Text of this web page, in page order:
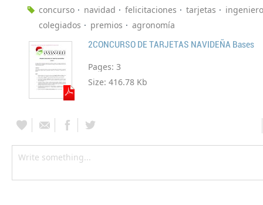
concurso
navidad felicitaciones tarjetas
colegiados
premios agronomía
2CONCURSO DE TARJETAS NAVIDEÑA Bases
Pages: 3
Size: 416.78 Kb